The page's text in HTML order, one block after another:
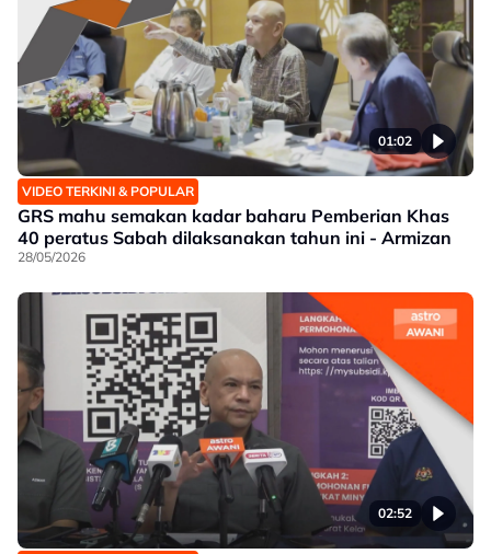
01:02
VIDEO TERKINI & POPULAR
GRS mahu semakan kadar baharu Pemberian Khas
40 peratus Sabah dilaksanakan tahun ini - Armizan
28/05/2026
02:52